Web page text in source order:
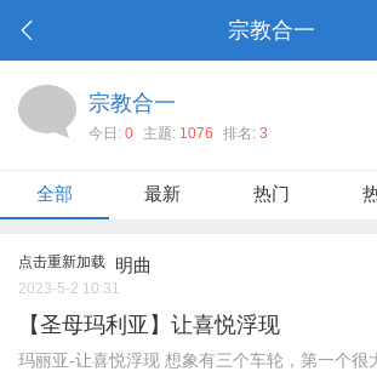
宗教合一
宗教合一
今日: 0 主题: 1076 排名: 3
全部 最新 热门
点击重新加载 明曲
2023-5-2 10:31
【圣母玛利亚】让喜悦浮现
玛丽亚-让喜悦浮现 想象有三个车轮，第一个很